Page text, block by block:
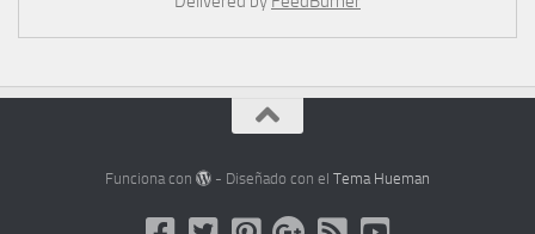
Funciona con - Diseñado con elTema Hueman